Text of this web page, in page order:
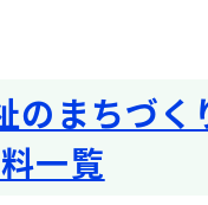
のまちづ
一覧